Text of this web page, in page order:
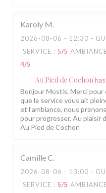
Karoly M
2026-08-06 - 12:30 -
SERVICE : 5/5
4/5
Au Pied de Cochon
Bonjour Mostis, Merci pour
que le service vous ait
et l'ambiance, nous
pour progresser. Au plaisir
Au Pied de Cochon
CamilleC
2026-08-06 - 13:00 -
SERVICE : 5/5